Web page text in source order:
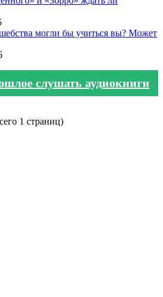
могли бы учиться вы? Может
слушать аудиокниги
1 страниц)